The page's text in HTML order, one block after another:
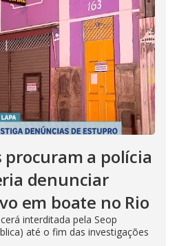
a polícia
denunciar
em boate no Rio
interditada pela Seop
até o fim das investigações